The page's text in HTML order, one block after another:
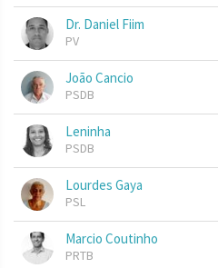
Dr. Daniel Fiim
PV
João Cancio
PSDB
Leninha
PSDB
Lourdes Gaya
PSL
Marcio Coutinho
PRTB